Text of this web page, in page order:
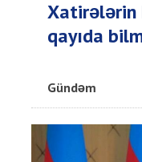
Xatirələrin
qayıda
Gündəm